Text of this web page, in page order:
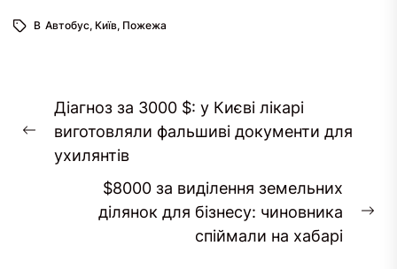
В Автобус, Київ, Пожежа
Навігація
записів
Попередній
запис:
Діагноз за 3000 $: у Києві лікарі
виготовляли фальшиві документи для
ухилянтів
$8000 за виділення земельних
ділянок для бізнесу: чиновника
спіймали на хабарі